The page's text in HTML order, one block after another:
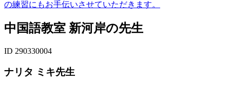
の練習にもお手伝いさせていただきます。
中国語教室 新河岸の先生
ID 290330004
ナリタ ミキ先生